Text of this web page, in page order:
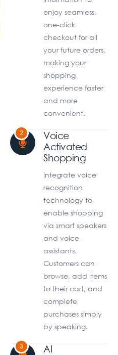
enjoy seamless,
one-click
checkout for all
your future orders,
making your
shopping
experience faster
and more
convenient.
2
Voice
Activated
Shopping
Integrate voice
recognition
technology to
enable shopping
via smart speakers
and voice
assistants.
Customers can
browse, add items
to their cart, and
complete
purchases simply
by speaking.
3
AI